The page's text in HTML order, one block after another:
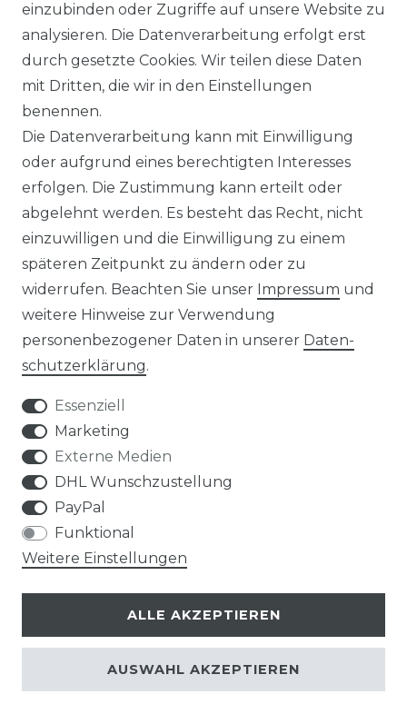
WARUM
KLIMAPROFIS?
Expertise:
Klimaexperten steht Ihnen mit Rat
und Tat zur Seite, um sicherzustellen,
dass Sie die perfekte Kühllösung für
Ihre Bedürfnisse finden.
Qualität:Wir bieten nur Produkte von
renommierten Herstellern, um
sicherzustellen, dass Sie nicht nur
Kühlen oder Heizen, sondern auch
Langlebigkeit genießen.
Stilvolles Design:
Stils gehen muss. Unsere Geräte sind
so gestaltet, dass sie sich harmonisch in
Ihr Ambiente einfügen.
Hinweise:
Energieeffizienzklasse: Skala von A (am effizientesten) bis G (am
2
3
einzubinden oder Zugriffe auf unsere Website zu
analysieren. Die Datenverarbeitung erfolgt erst
durch gesetzte Cookies. Wir teilen diese Daten
mit Dritten, die wir in den Einstellungen
benennen.
Die Datenverarbeitung kann mit Einwilligung
oder aufgrund eines berechtigten Interesses
erfolgen. Die Zustimmung kann erteilt oder
abgelehnt werden. Es besteht das Recht, nicht
einzuwilligen und die Einwilligung zu einem
späteren Zeitpunkt zu ändern oder zu
widerrufen. Beachten Sie unser Impressum und
weitere Hinweise zur Verwendung
personenbezogener Daten in unserer Daten­
schutz­erklärung.
Essenziell
Marketing
Externe Medien
DHL Wunschzustellung
PayPal
Funktional
Weitere Einstellungen
ALLE AKZEPTIEREN
AUSWAHL AKZEPTIEREN